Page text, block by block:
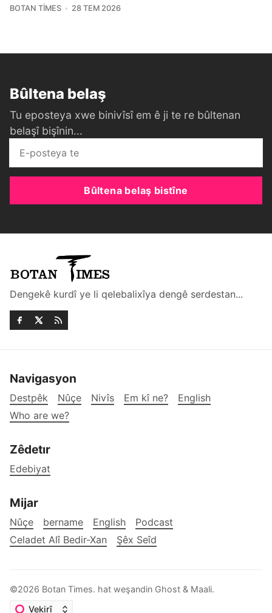
BOTAN TIMES 28 TEM 2026
Bûltena belaş
Tu eposteya xwe binivîsî em ê ji te re bûltenan
belaşî bişînin...
Bûltena belaş bistîne
Dengekê kurdî ye li qelebalixîya dengê serdestan...
Navigasyon
Destpêk Nûçe Nivîs Em kî ne?
English
Who are we?
Zêdetır
Edebiyat
Mijar
Nûçe bername English
Podcast
Celadet Alî Bedir-Xan
Şêx Seîd
©2026 Botan Times. hat weşandin Ghost & Maali.